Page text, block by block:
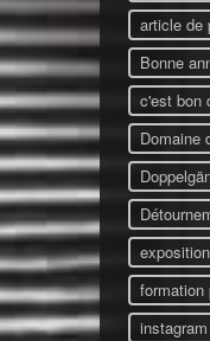
article de
Bonne
c'est bon
Domaine
formation
instagram